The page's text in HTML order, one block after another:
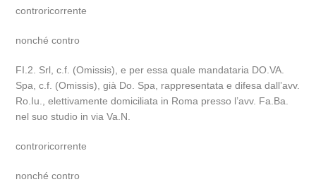
controricorrente
nonché contro
FI.2. Srl, c.f. (Omissis), e per essa quale mandataria DO.VA.
Spa, c.f. (Omissis), già Do. Spa, rappresentata e difesa dall’avv.
Ro.Iu., elettivamente domiciliata in Roma presso l’avv. Fa.Ba.
nel suo studio in via Va.N.
controricorrente
nonché contro